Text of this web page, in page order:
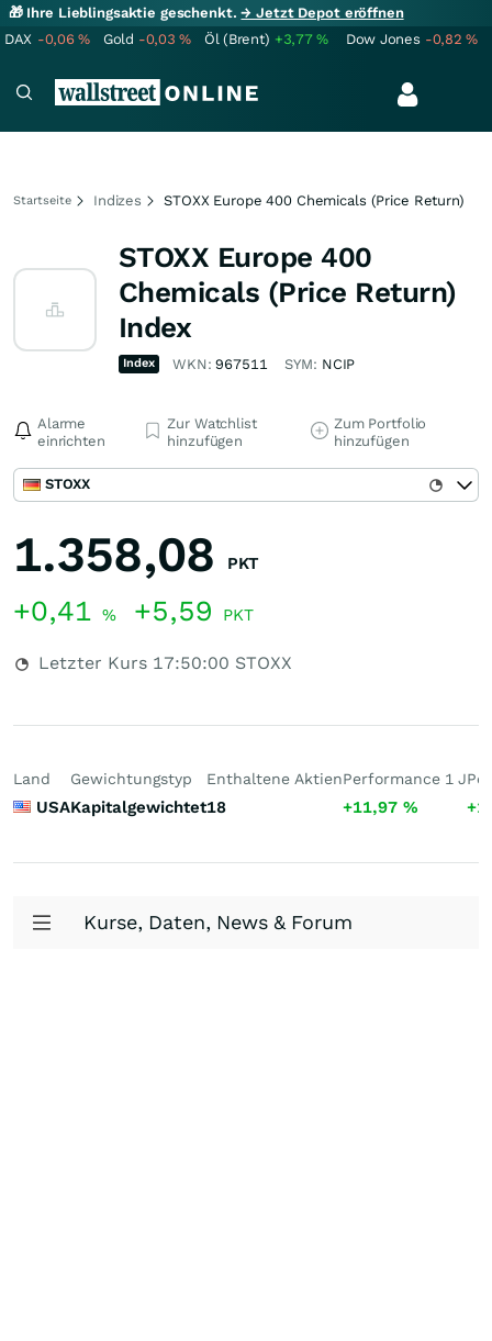
🎁 Ihre Lieblingsaktie geschenkt.→ Jetzt Depot eröffnen
DAX -0,06% Gold -0,03% Öl (Brent) +3,77% Dow Jones -0,82%
Startseite Indizes STOXX Europe 400 Chemicals (Price Return)
STOXX Europe 400
Chemicals (Price Return)
Index
Index WKN:967511 SYM: NCIP
Alarme
einrichten
Zur Watchlist
hinzufügen
Zum Portfolio
hinzufügen
STOXX
1.358,08 PKT
+0,41 % +5,59 PKT
Letzter Kurs 17:50:00 STOXX
Land
USA
Gewichtungstyp
Kapitalgewichtet
Enthaltene Aktien
18
Performance 1 J
+11,97 %
Kurse, Daten, News & Forum